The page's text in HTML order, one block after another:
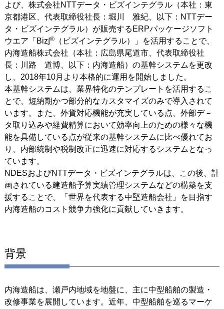
よび、株式会社NTTデータ・ビズインテグラル（本社：東
京都港区、代表取締役社長：堀川 雅紀、以下：NTTデー
タ・ビズインテグラル）が販売するERPパッケージソフト
ウエア「Biz∫®（ビズインテグラル）」を活用することで、
内海造船株式会社（本社：広島県尾道市、代表取締役社
長：川路 道博、以下：内海造船）の基幹システムを更改
し、2018年10月より本格的に運用を開始しました。
本基幹システムは、業界特化のテンプレートを活用するこ
とで、短納期かつ部分的なカスタマイズのみで導入されて
います。また、外貨対応機能が充実している点、外部デ－
タ取り込みや経費精算において効率向上のための様々な機
能を具備している点が従来の基幹システムに比べ優れてお
り、内部統制や税制改正に迅速に対応するシステムとなっ
ています。
NDESおよびNTTデータ・ビズインテグラルは、この後、計
画されている建造船予算実績管理システムなどの構築を支
援することで、「世界を代表する中堅造船会社」を目指す
内海造船のコスト競争力強化に貢献していきます。
背景
内海造船は、瀬戸内地域を地盤に、主に中型船舶の製造・
改修事業を展開しています。近年、中型船舶を巡るマーケ